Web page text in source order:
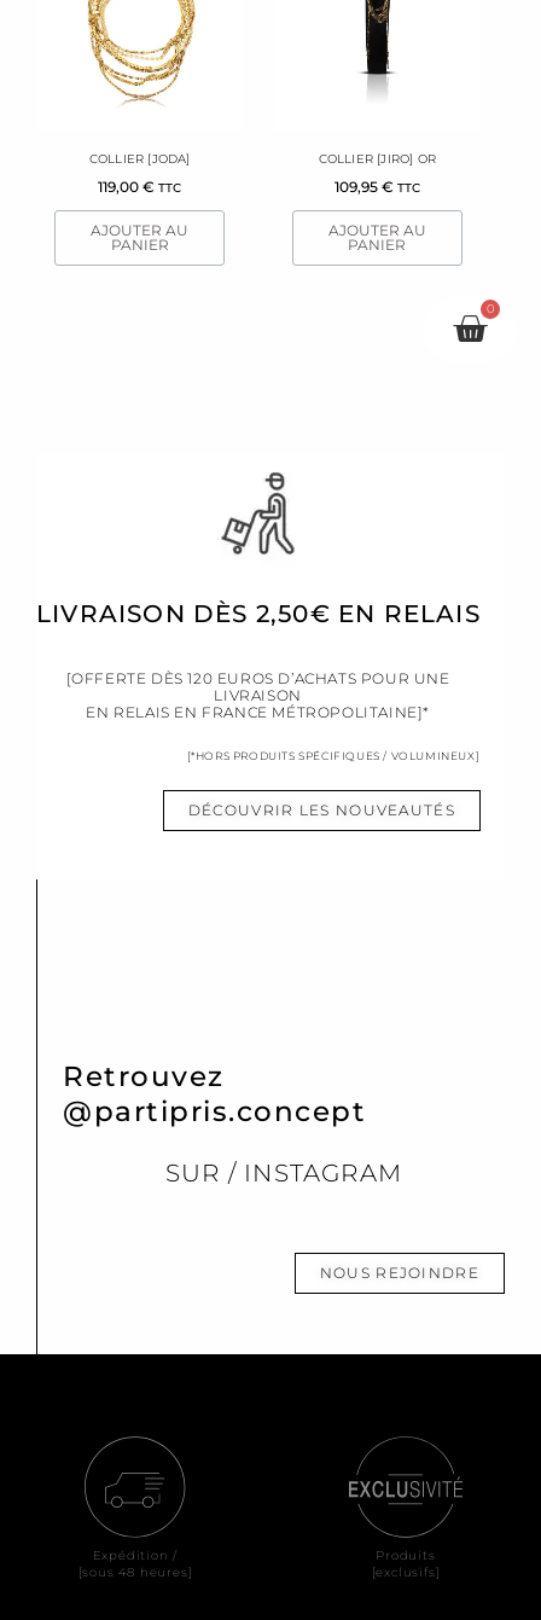
COLLIER [JODA]
119,00€ TTC
AJOUTER AU
PANIER
COLLIER [JIRO] OR
109,95 € TTC
AJOUTER AU
PANIER
0
LIVRAISON DÈS 2,50€ EN RELAIS
[OFFERTE DÈS 120 EUROS D’ACHATS POUR UNE
LIVRAISON
EN RELAIS EN FRANCE MÉTROPOLITAINE]*
[*HORS PRODUITS SPÉCIFIQUES / VOLUMINEUX]
DÉCOUVRIR LES NOUVEAUTÉS
Retrouvez
@partipris.concept
SUR / INSTAGRAM
NOUS REJOINDRE
Expédition /
[sous 48 heures]
Produits
[exclusifs]